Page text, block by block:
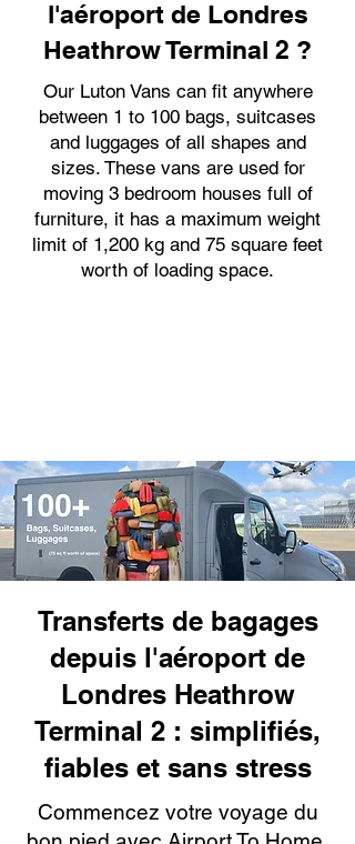
l'aéroport de Londres
Heathrow Terminal 2 ?
Our Luton Vans can fit anywhere
between 1 to 100 bags, suitcases
and luggages of all shapes and
sizes. These vans are used for
moving 3 bedroom houses full of
furniture, it has a maximum weight
limit of 1,200 kg and 75 square feet
worth of loading space.
Transferts de bagages
depuis l'aéroport de
Londres Heathrow
Terminal 2 : simplifiés,
fiables et sans stress
Commencez votre voyage du